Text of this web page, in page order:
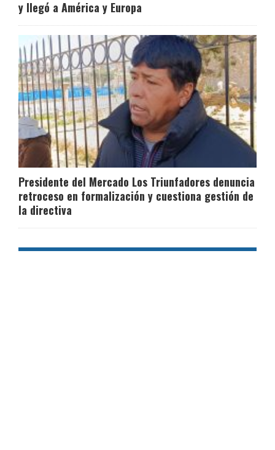
y llegó a América y Europa
Presidente del Mercado Los Triunfadores denuncia
retroceso en formalización y cuestiona gestión de
la directiva